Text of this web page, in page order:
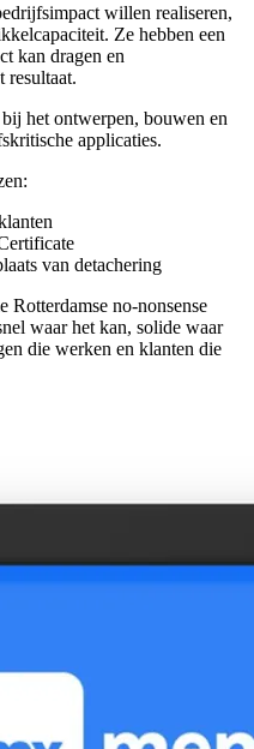
willen realiseren,
Ze hebben een
kan dragen en
resultaat.
het ontwerpen, bouwen en
applicaties.
van detachering
Rotterdamse no-nonsense
waar het kan, solide waar
die werken en klanten die